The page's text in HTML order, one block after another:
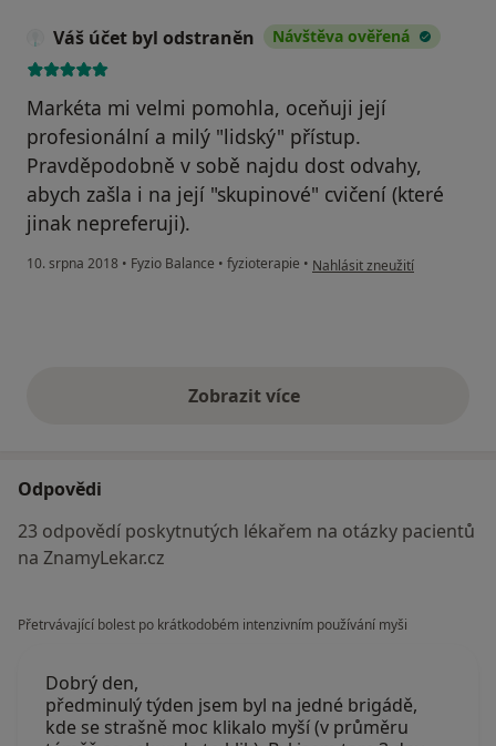
Váš účet byl odstraněn Návštěva ověřená
Markéta mi velmi pomohla, oceňuji její
profesionální a milý "lidský" přístup.
Pravděpodobně v sobě najdu dost odvahy,
abych zašla i na její "skupinové" cvičení (které
jinak nepreferuji).
10. srpna 2018 • Fyzio Balance • fyzioterapie • podle názoru uživatele Váš
Nahlásit zneužití
Zobrazit vícevýše uvedené názory
Odpovědi
23 odpovědí poskytnutých lékařem na otázky pacientů
na ZnamyLekar.cz
Přetrvávající bolest po krátkodobém intenzivním používání myši
Dobrý den,
předminulý týden jsem byl na jedné brigádě,
kde se strašně moc klikalo myší (v průměru